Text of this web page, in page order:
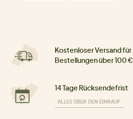
Kostenloser Versand für
Bestellungen über 100 €
14 Tage Rücksendefrist
ALLES ÜBER DEN EINKAUF